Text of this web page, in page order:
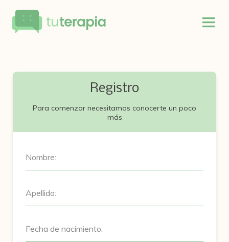
Registro
Para comenzar necesitamos conocerte un poco
más
Nombre:
Apellido:
Fecha de nacimiento: